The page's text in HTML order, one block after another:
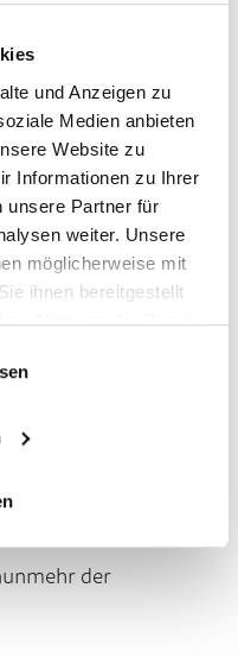
und Anzeigen zu
Medien anbieten
Website zu
Informationen zu Ihrer
unsere Partner für
weiter. Unsere
möglicherweise mit
ihnen bereitgestellt
Nutzung der Dienste
die intelligente
und skalierbarer
Überblick:
wie das
von
wertvolle Zeit für
die einen
manuelle
oder falsche
der